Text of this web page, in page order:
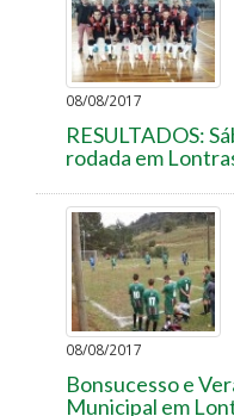
08/08/2017
RESULTADOS:
rodada em
08/08/2017
Bonsucesso e
Municipal em